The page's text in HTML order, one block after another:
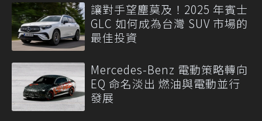
讓對手望塵莫及！2025 年賓士
GLC 如何成為台灣 SUV 市場的
最佳投資
Mercedes-Benz 電動策略轉向
EQ 命名淡出 燃油與電動並行
發展